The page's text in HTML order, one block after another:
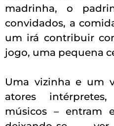
madrinha, o
convidados, a
um irá contribuir
jogo, uma pequena
Uma vizinha e um
atores
músicos – entram